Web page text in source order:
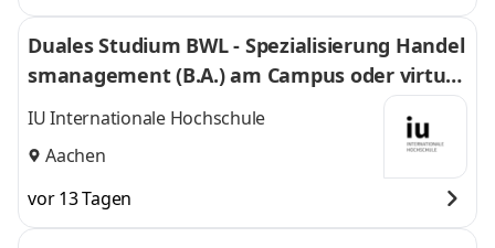
Duales Studium BWL - Spezialisierung Handel
smanagement (B.A.) am Campus oder virtuel
l
IU Internationale Hochschule
Aachen
vor 13 Tagen